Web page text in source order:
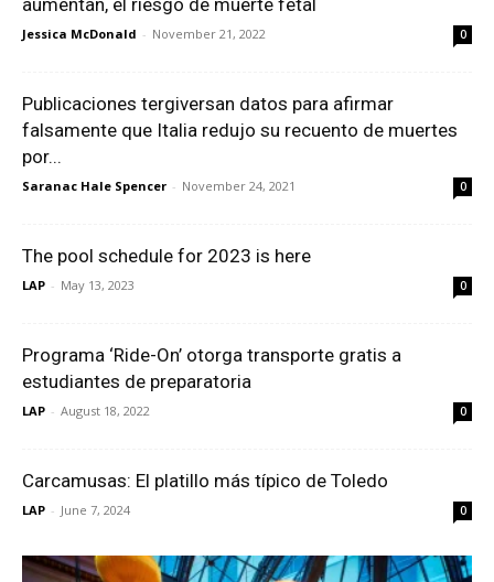
Jessica McDonald - November 21, 2022 0
Publicaciones tergiversan datos para afirmar
falsamente que Italia redujo su recuento de muertes
por...
Saranac Hale Spencer - November 24, 2021 0
The pool schedule for 2023 is here
LAP - May 13, 2023 0
Programa ‘Ride-On’ otorga transporte gratis a
estudiantes de preparatoria
LAP - August 18, 2022 0
Carcamusas: El platillo más típico de Toledo
LAP - June 7, 2024 0